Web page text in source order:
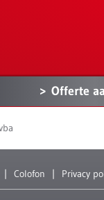
Offerte
Colofon Privacy